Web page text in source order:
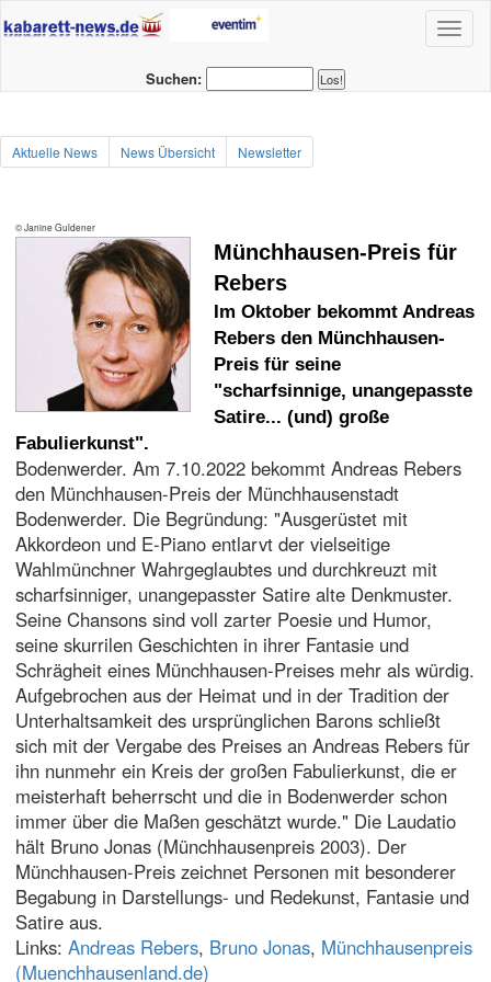
Suchen:
Aktuelle News News Übersicht Newsletter
© Janine Guldener
Münchhausen-Preis für
Rebers
Im Oktober bekommt Andreas
Rebers den Münchhausen-
Preis für seine
"scharfsinnige, unangepasste
Satire... (und) große
Fabulierkunst".
Bodenwerder. Am 7.10.2022 bekommt Andreas Rebers
den Münchhausen-Preis der Münchhausenstadt
Bodenwerder. Die Begründung: "Ausgerüstet mit
Akkordeon und E-Piano entlarvt der vielseitige
Wahlmünchner Wahrgeglaubtes und durchkreuzt mit
scharfsinniger, unangepasster Satire alte Denkmuster.
Seine Chansons sind voll zarter Poesie und Humor,
seine skurrilen Geschichten in ihrer Fantasie und
Schrägheit eines Münchhausen-Preises mehr als würdig.
Aufgebrochen aus der Heimat und in der Tradition der
Unterhaltsamkeit des ursprünglichen Barons schließt
sich mit der Vergabe des Preises an Andreas Rebers für
ihn nunmehr ein Kreis der großen Fabulierkunst, die er
meisterhaft beherrscht und die in Bodenwerder schon
immer über die Maßen geschätzt wurde." Die Laudatio
hält Bruno Jonas (Münchhausenpreis 2003). Der
Münchhausen-Preis zeichnet Personen mit besonderer
Begabung in Darstellungs- und Redekunst, Fantasie und
Satire aus.
Links: Andreas Rebers, Bruno Jonas, Münchhausenpreis
(Muenchhausenland.de)